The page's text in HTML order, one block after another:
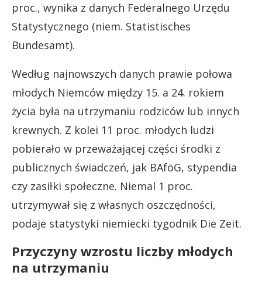
proc., wynika z danych Federalnego Urzędu
Statystycznego (niem. Statistisches
Bundesamt).
Według najnowszych danych prawie połowa
młodych Niemców między 15. a 24. rokiem
życia była na utrzymaniu rodziców lub innych
krewnych. Z kolei 11 proc. młodych ludzi
pobierało w przeważającej części środki z
publicznych świadczeń, jak BAföG, stypendia
czy zasiłki społeczne. Niemal 1 proc.
utrzymywał się z własnych oszczędności,
podaje statystyki niemiecki tygodnik Die Zeit.
Przyczyny wzrostu liczby młodych
na utrzymaniu